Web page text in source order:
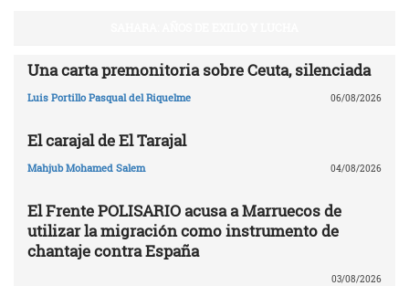
Una carta premonitoria sobre Ceuta, silenciada
Luis Portillo Pasqual del Riquelme 06/08/2026
El carajal de El Tarajal
Mahjub Mohamed Salem 04/08/2026
El Frente POLISARIO acusa a Marruecos de
utilizar la migración como instrumento de
chantaje contra España
03/08/2026